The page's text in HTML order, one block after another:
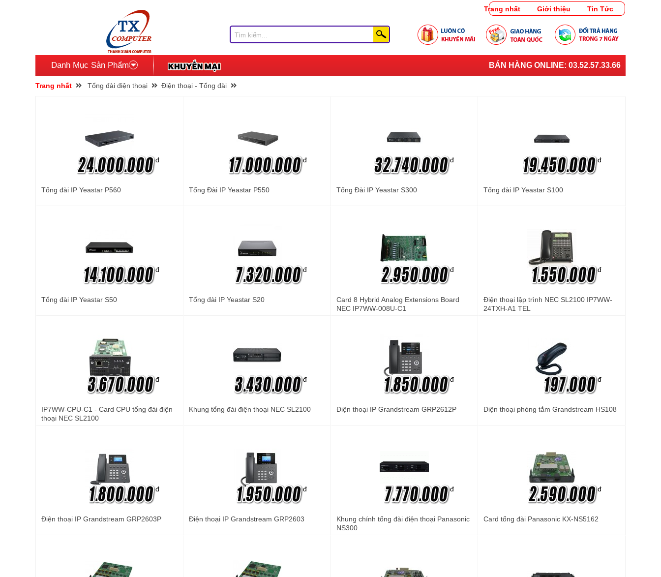
Trang nhất Giới thiệu Tin Tức
Danh Mục Sản Phẩm BÁN HÀNG ONLINE: 03.52.57.33.66
Trang nhất Tổng đài điện thoại Điện thoại - Tổng đài
đ
Tổng đài IP Yeastar P560
đ
Tổng Đài IP Yeastar P550
đ
Tổng Đài IP Yeastar S300
đ
Tổng đài IP Yeastar S100
đ
Tổng đài IP Yeastar S50
đ
Tổng đài IP Yeastar S20
đ
Card 8 Hybrid Analog Extensions Board
NEC IP7WW-008U-C1
đ
Điện thoại lập trình NEC SL2100 IP7WW-
24TXH-A1 TEL
đ
IP7WW-CPU-C1 - Card CPU tổng đài điện
thoại NEC SL2100
đ
Khung tổng đài điện thoại NEC SL2100
đ
Điện thoại IP Grandstream GRP2612P
đ
Điện thoại phòng tắm Grandstream HS108
đ
Điện thoại IP Grandstream GRP2603P
đ
Điện thoại IP Grandstream GRP2603
đ
Khung chính tổng đài điện thoại Panasonic
NS300
đ
Card tổng đài Panasonic KX-NS5162